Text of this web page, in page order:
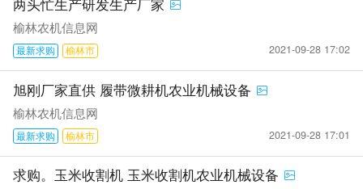
两头忙生产研发生产厂家
榆林农机信息网
最新求购 榆林市 2021-09-28 17:02
旭刚厂家直供 履带微耕机农业机械设备
榆林农机信息网
最新求购 榆林市 2021-09-28 17:01
求购。玉米收割机 玉米收割机农业机械设备